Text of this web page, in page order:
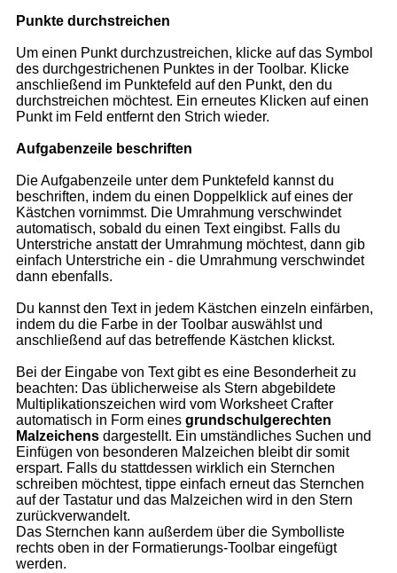
Punkte durchstreichen
Um einen Punkt durchzustreichen, klicke auf das Symbol
des durchgestrichenen Punktes in der Toolbar. Klicke
anschließend im Punktefeld auf den Punkt, den du
durchstreichen möchtest. Ein erneutes Klicken auf einen
Punkt im Feld entfernt den Strich wieder.
Aufgabenzeile beschriften
Die Aufgabenzeile unter dem Punktefeld kannst du
beschriften, indem du einen Doppelklick auf eines der
Kästchen vornimmst. Die Umrahmung verschwindet
automatisch, sobald du einen Text eingibst. Falls du
Unterstriche anstatt der Umrahmung möchtest, dann gib
einfach Unterstriche ein - die Umrahmung verschwindet
dann ebenfalls.
Du kannst den Text in jedem Kästchen einzeln einfärben,
indem du die Farbe in der Toolbar auswählst und
anschließend auf das betreffende Kästchen klickst.
Bei der Eingabe von Text gibt es eine Besonderheit zu
beachten: Das üblicherweise als Stern abgebildete
Multiplikationszeichen wird vom Worksheet Crafter
automatisch in Form eines grundschulgerechten
Malzeichens dargestellt. Ein umständliches Suchen und
Einfügen von besonderen Malzeichen bleibt dir somit
erspart. Falls du stattdessen wirklich ein Sternchen
schreiben möchtest, tippe einfach erneut das Sternchen
auf der Tastatur und das Malzeichen wird in den Stern
zurückverwandelt.
Das Sternchen kann außerdem über die Symbolliste
rechts oben in der Formatierungs-Toolbar eingefügt
werden.